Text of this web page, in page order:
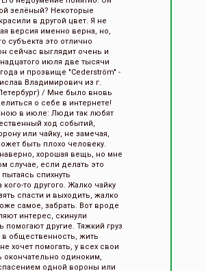
зелёный? Некоторые
в другой цвет. Я не
версия именно верна, но,
субъекта это отлично
сейчас выглядит очень и
июля две тысячи
и прозвище "Cederström" -
Владимирович из г.
/ Мне было вновь
о себе в интернете!
в июле: Люди так любят
ход событий,
или чайку, не замечая,
быть плохо человеку.
хорошая вещь, но мне
случае, если делать это
спихнуть
кого-то другого. Жалко чайку
спасти и выходить, жалко
самое, забрать. Вот вроде
интерес, скинули
помогают другие. Тяжкий груз
в общественность, жить
хочет помогать, у всех свои
окончательно одиноким,
одной вороны или